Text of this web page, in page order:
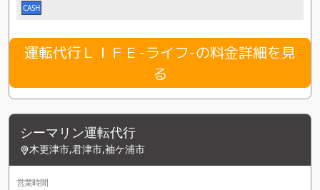
CASH
運転代行ＬＩＦＥ-ライフ-の料金詳細を見
る
シーマリン運転代行
木更津市,君津市,袖ケ浦市
営業時間